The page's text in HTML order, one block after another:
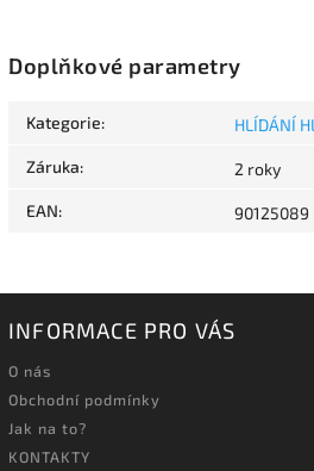
Doplňkové parametry
Kategorie: HLÍDÁNÍ
Záruka: 2 roky
EAN: 90125089
INFORMACE PRO VÁS
O nás
Obchodní podmínky
Jak na to?
KONTAKTY